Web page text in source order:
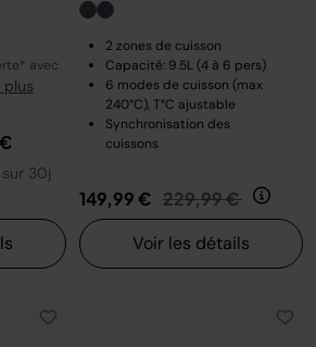
avec
plus
30j
2 zones de cuisson
Capacité: 9.5L (4 à 6 pers)
6 modes de cuisson (max
240°C), T°C ajustable
Synchronisation des
cuissons
149,99 € Prix réduit de
229,99 € au
Voir les détails